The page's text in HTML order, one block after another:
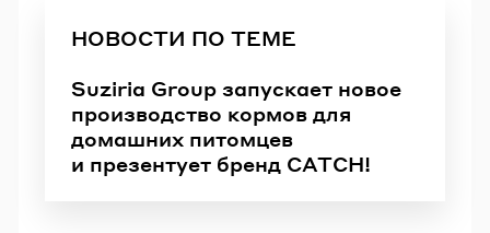
НОВОСТИ ПО ТЕМЕ
Suziria Group запускает новое
производство кормов для
домашних питомцев
и презентует бренд CATCH!